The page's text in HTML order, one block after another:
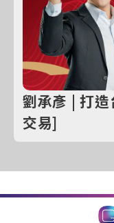
劉承彥 | 打
交易]